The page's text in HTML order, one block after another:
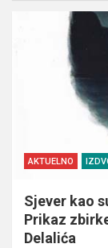
AKTUELNO
Sjever kao
Prikaz
Delalića